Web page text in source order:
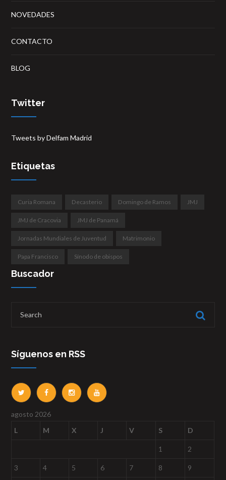
NOVEDADES
CONTACTO
BLOG
Twitter
Tweets by Delfam Madrid
Etiquetas
Curia Romana Decasterio Domingo de Ramos JMJ
JMJ de Cracovia JMJ de Panamá
Jornadas Mundiales de Juventud Matrimonio
Papa Francisco Sínodo de obispos
Buscador
Síguenos en RSS
agosto 2026
L
M X J V S D
1 2
3 4 5 6 7 8 9